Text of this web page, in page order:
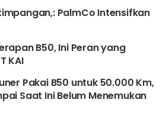
PalmCo Intensifkan
B50, Ini Peran yang
KAI
Pakai B50 untuk 50.000 Km,
Saat Ini Belum Menemukan